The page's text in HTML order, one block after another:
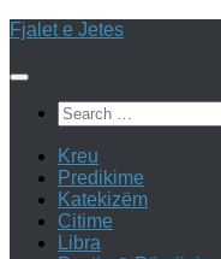
Skip
content
Fjalet e Jetes
Search
for:
Kreu
Predikime
Katekizëm
Citime
Libra